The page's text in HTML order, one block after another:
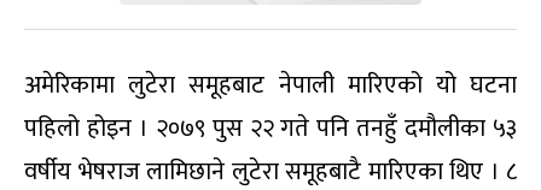
अमेरिकामा लुटेरा समूहबाट नेपाली मारिएको यो घटना
पहिलो होइन । २०७९ पुस २२ गते पनि तनहुँ दमौलीका ५३
वर्षीय भेषराज लामिछाने लुटेरा समूहबाटै मारिएका थिए । ८